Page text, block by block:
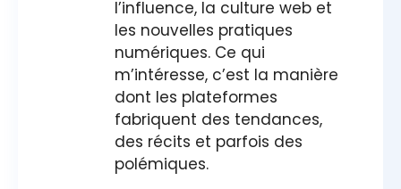
l’influence, la culture web et
les nouvelles pratiques
numériques. Ce qui
m’intéresse, c’est la manière
dont les plateformes
fabriquent des tendances,
des récits et parfois des
polémiques.